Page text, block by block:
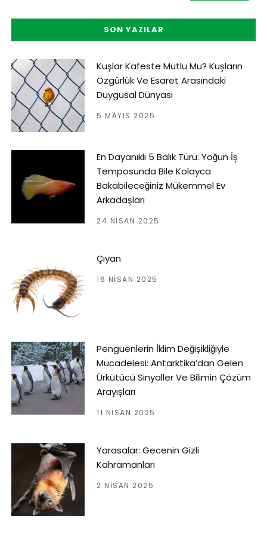
SON YAZILAR
Kuşlar Kafeste Mutlu Mu? Kuşların
Özgürlük Ve Esaret Arasındaki
Duygusal Dünyası
5 MAYIS 2025
En Dayanıklı 5 Balık Türü: Yoğun İş
Temposunda Bile Kolayca
Bakabileceğiniz Mükemmel Ev
Arkadaşları
24 NISAN 2025
Çıyan
16 NISAN 2025
Penguenlerin İklim Değişikliğiyle
Mücadelesi: Antarktika’dan Gelen
Ürkütücü Sinyaller Ve Bilimin Çözüm
Arayışları
11 NISAN 2025
Yarasalar: Gecenin Gizli
Kahramanları
2 NISAN 2025